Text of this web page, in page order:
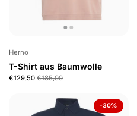
Herno
T-Shirt aus Baumwolle
€129,50 €185,00
-30%